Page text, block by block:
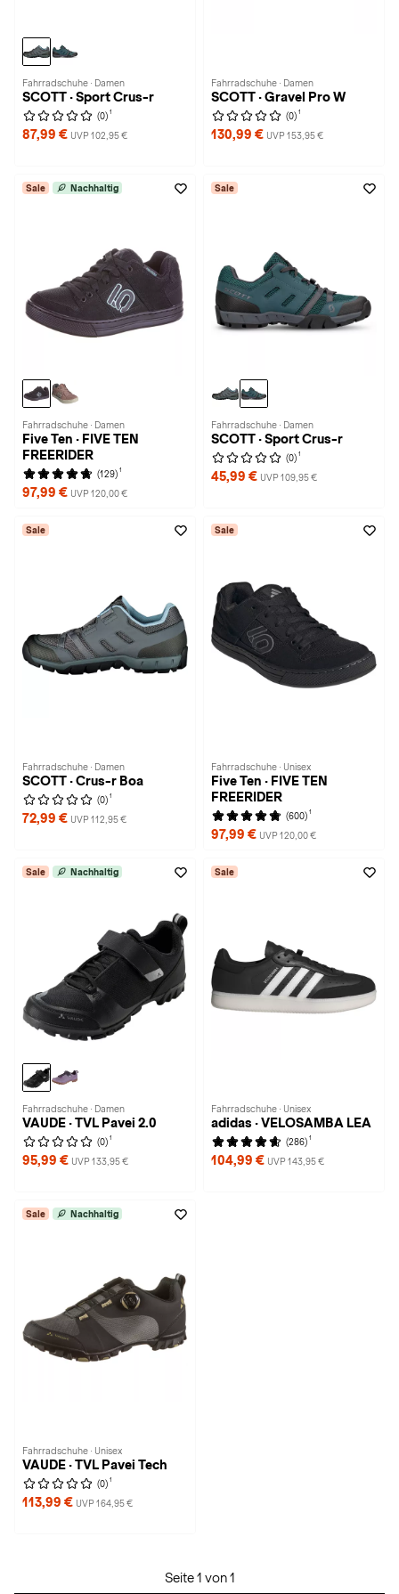
Fahrradschuhe · Damen
SCOTT · Sport Crus-r
(0) 1
87,99 € UVP 102,95 €
Fahrradschuhe · Damen
SCOTT · Gravel Pro W
(0) 1
130,99 € UVP 153,95 €
Sale Nachhaltig
Fahrradschuhe · Damen
Five Ten · FIVE TEN
FREERIDER
(129) 1
97,99 € UVP 120,00 €
Sale
Fahrradschuhe · Damen
SCOTT · Sport Crus-r
(0) 1
45,99 € UVP 109,95 €
Sale
Fahrradschuhe · Damen
SCOTT · Crus-r Boa
(0) 1
72,99 € UVP 112,95 €
Sale
Fahrradschuhe · Unisex
Five Ten · FIVE TEN
FREERIDER
(600) 1
97,99 € UVP 120,00 €
Sale Nachhaltig
Fahrradschuhe · Damen
VAUDE · TVL Pavei 2.0
(0) 1
95,99 € UVP 133,95 €
Sale
Fahrradschuhe · Unisex
adidas · VELOSAMBA LEA
(286) 1
104,99 € UVP 143,95 €
Sale Nachhaltig
Fahrradschuhe · Unisex
VAUDE · TVL Pavei Tech
(0) 1
113,99 € UVP 164,95 €
Seite 1 von 1